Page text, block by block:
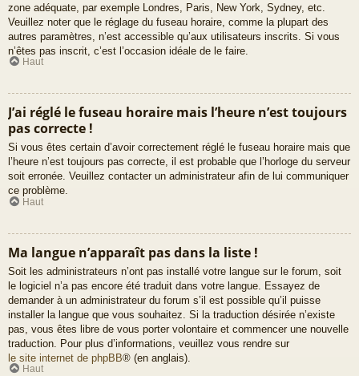
zone adéquate, par exemple Londres, Paris, New York, Sydney, etc.
Veuillez noter que le réglage du fuseau horaire, comme la plupart des
autres paramètres, n’est accessible qu’aux utilisateurs inscrits. Si vous
n’êtes pas inscrit, c’est l’occasion idéale de le faire.
Haut
J’ai réglé le fuseau horaire mais l’heure n’est toujours
pas correcte !
Si vous êtes certain d’avoir correctement réglé le fuseau horaire mais que
l’heure n’est toujours pas correcte, il est probable que l’horloge du serveur
soit erronée. Veuillez contacter un administrateur afin de lui communiquer
ce problème.
Haut
Ma langue n’apparaît pas dans la liste !
Soit les administrateurs n’ont pas installé votre langue sur le forum, soit
le logiciel n’a pas encore été traduit dans votre langue. Essayez de
demander à un administrateur du forum s’il est possible qu’il puisse
installer la langue que vous souhaitez. Si la traduction désirée n’existe
pas, vous êtes libre de vous porter volontaire et commencer une nouvelle
traduction. Pour plus d’informations, veuillez vous rendre sur
le site internet de phpBB® (en anglais).
Haut